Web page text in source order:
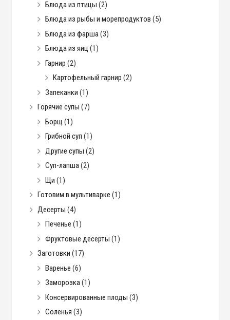
Блюда из птицы (2)
Блюда из рыбы и морепродуктов (5)
Блюда из фарша (3)
Блюда из яиц (1)
Гарнир (2)
Картофельный гарнир (2)
Запеканки (1)
Горячие супы (7)
Борщ (1)
Грибной суп (1)
Другие супы (2)
Суп-лапша(2)
Щи (1)
Готовим в мультиварке (1)
Десерты (4)
Печенье (1)
Фруктовые десерты (1)
Заготовки (17)
Варенье (6)
Заморозка(1)
Консервированные плоды (3)
Соленья (3)